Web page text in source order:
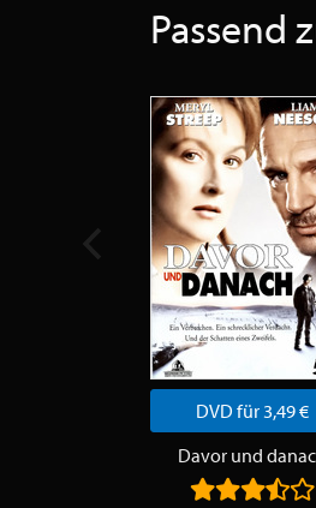
Passend
DVD für 3,49 €
Davor und